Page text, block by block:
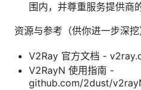
围内，并尊重服务提供商
资源与参考（供你进一步深挖
V2Ray 官方文档 -
V2RayN 使用指南 -
github.com/2dust/